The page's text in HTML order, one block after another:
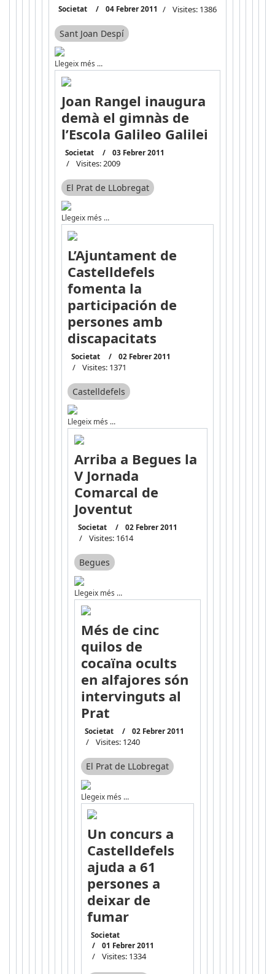
Societat 04 Febrer 2011 Visites: 1386
Sant Joan Despí
Llegeix més …
Joan Rangel inaugura
demà el gimnàs de
l’Escola Galileo Galilei
Societat 03 Febrer 2011
Visites: 2009
El Prat de LLobregat
Llegeix més …
L’Ajuntament de
Castelldefels
fomenta la
participación de
persones amb
discapacitats
Societat 02 Febrer 2011
Visites: 1371
Castelldefels
Llegeix més …
Arriba a Begues la
V Jornada
Comarcal de
Joventut
Societat 02 Febrer 2011
Visites: 1614
Begues
Llegeix més …
Més de cinc
quilos de
cocaïna ocults
en alfajores són
intervinguts al
Prat
Societat 02 Febrer 2011
Visites: 1240
El Prat de LLobregat
Llegeix més …
Un concurs a
Castelldefels
ajuda a 61
persones a
deixar de
fumar
Societat
01 Febrer 2011
Visites: 1334